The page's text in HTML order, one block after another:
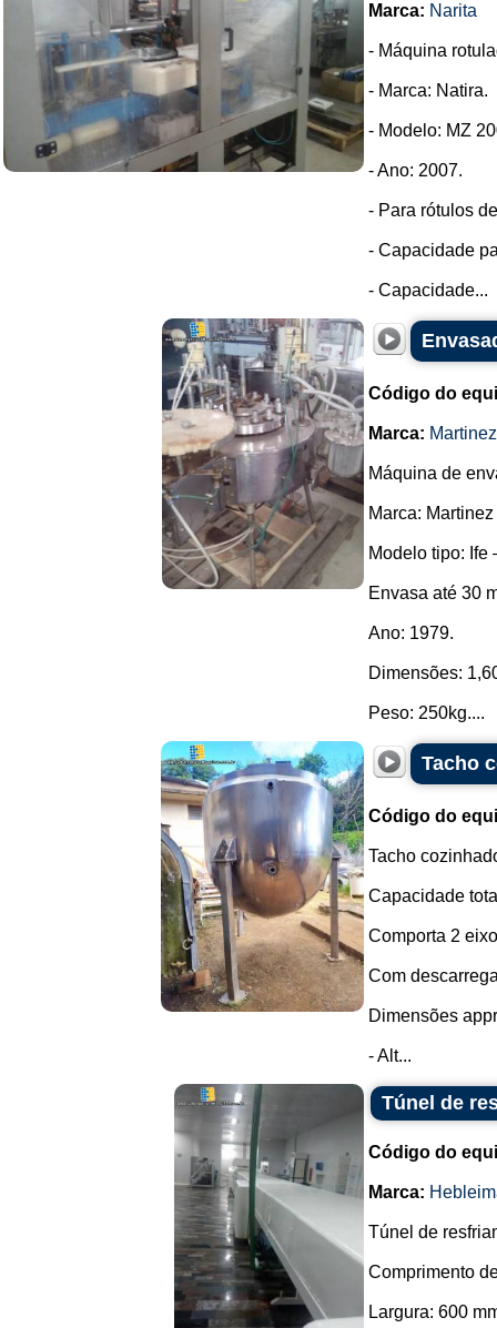
Marca: Narita
- Máquina
- Marca: Natira.
- Modelo: MZ
- Ano: 2007.
- Para rótulos
- Capacidade
- Capacidade...
Código do
Marca:
Máquina de
Marca:
Modelo tipo: Ife
Envasa até 30
Ano: 1979.
Dimensões:
Peso: 250kg....
Tacho
Código do
Tacho
Capacidade
Comporta 2
Com
Dimensões
- Alt...
Túnel de
Código do
Marca:
Túnel de
Comprimento
Largura: 600